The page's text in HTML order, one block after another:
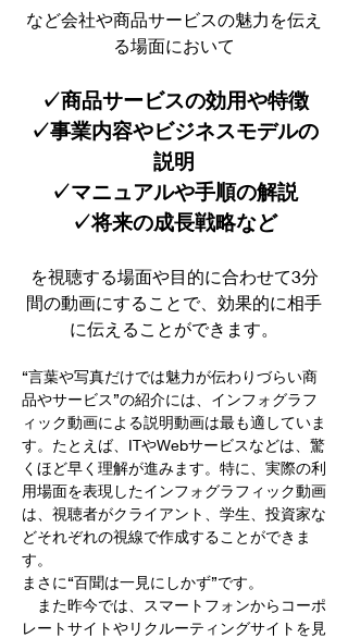
など会社や商品サービスの魅力を伝え
る場面において
✓商品サービスの効用や特徴
✓事業内容やビジネスモデルの
説明
✓マニュアルや手順の解説
✓将来の成長戦略など
を視聴する場面や目的に合わせて3分
間の動画にすることで、効果的に相手
に伝えることができます。
“言葉や写真だけでは魅力が伝わりづらい商
品やサービス”の紹介には、インフォグラフ
ィック動画による説明動画は最も適していま
す。たとえば、ITやWebサービスなどは、驚
くほど早く理解が進みます。特に、実際の利
用場面を表現したインフォグラフィック動画
は、視聴者がクライアント、学生、投資家な
どそれぞれの視線で作成することができま
す。
まさに“百聞は一見にしかず”です。
また昨今では、スマートフォンからコーポ
レートサイトやリクルーティングサイトを見